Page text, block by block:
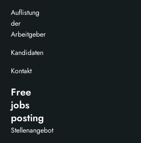
Auflistung
der
Arbeitgeber
Kandidaten
Kontakt
Free
jobs
posting
Stellenangebot